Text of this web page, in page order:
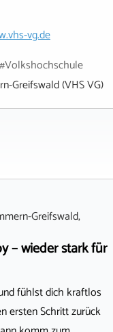
vg.de
Greifswald (VHS VG)
Greifswald,
– wieder stark für
fühlst dich kraftlos
ersten Schritt zurück